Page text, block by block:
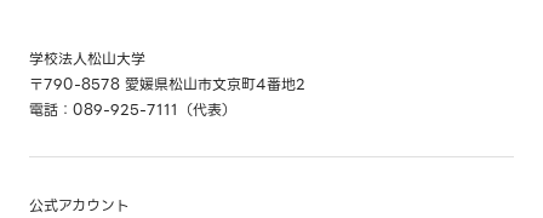
学校法人松山大学
〒790-8578 愛媛県松山市文京町4番地2
電話：089-925-7111（代表）
公式アカウント